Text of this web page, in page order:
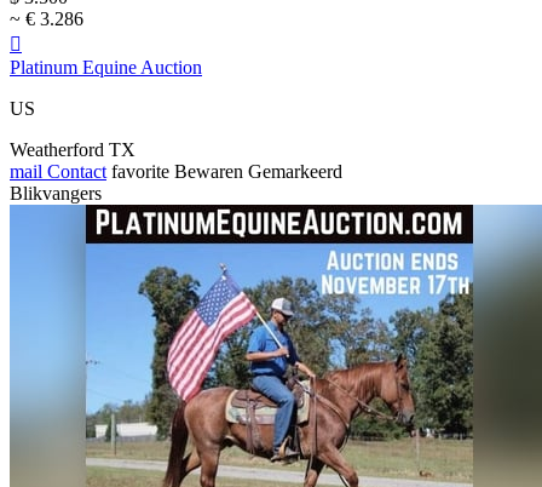
~ € 3.286

Platinum Equine Auction
US
Weatherford TX
mail Contact favorite Bewaren Gemarkeerd
Blikvangers